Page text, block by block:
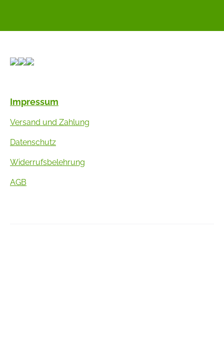
Impressum
Versand und Zahlung
Datenschutz
Widerrufsbelehrung
AGB